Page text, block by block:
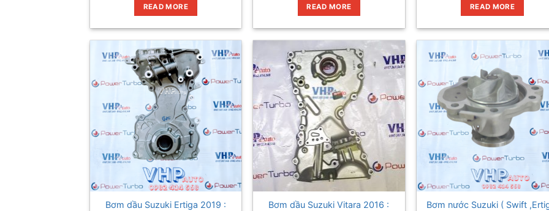
READ MORE READ MORE READ MORE
Bơm dầu Suzuki Ertiga 2019 :
Bơm dầu Suzuki Vitara 2016 :
Bơm nước Suzuki ( Swift